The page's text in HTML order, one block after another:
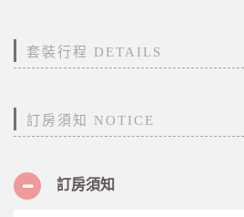
套裝行程 DETAILS
訂房須知 NOTICE
訂房須知